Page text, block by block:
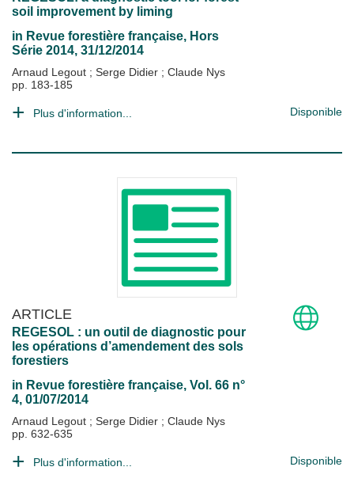
soil improvement by liming
in Revue forestière française, Hors
Série 2014, 31/12/2014
Arnaud Legout ; Serge Didier ; Claude Nys
pp. 183-185
Plus d'information... Disponible
ARTICLE
REGESOL : un outil de diagnostic pour
les opérations d’amendement des sols
forestiers
in Revue forestière française, Vol. 66 n°
4, 01/07/2014
Arnaud Legout ; Serge Didier ; Claude Nys
pp. 632-635
Plus d'information... Disponible